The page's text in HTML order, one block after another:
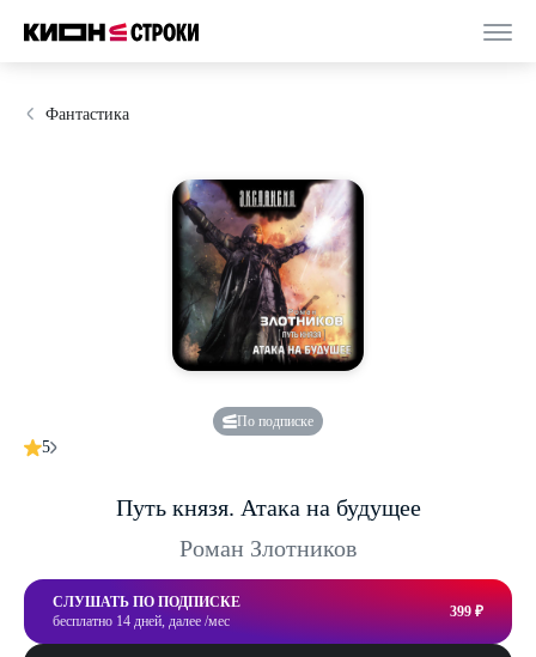
Фантастика
По подписке
5
Путь князя. Атака на будущее
Роман Злотников
СЛУШАТЬ ПО ПОДПИСКЕ
бесплатно 14 дней, далее /мес
399 ₽